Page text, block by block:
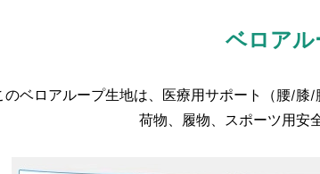
ベロアル
のベロアループ生地は、医療用サポート（腰/膝
荷物、履物、スポーツ用安